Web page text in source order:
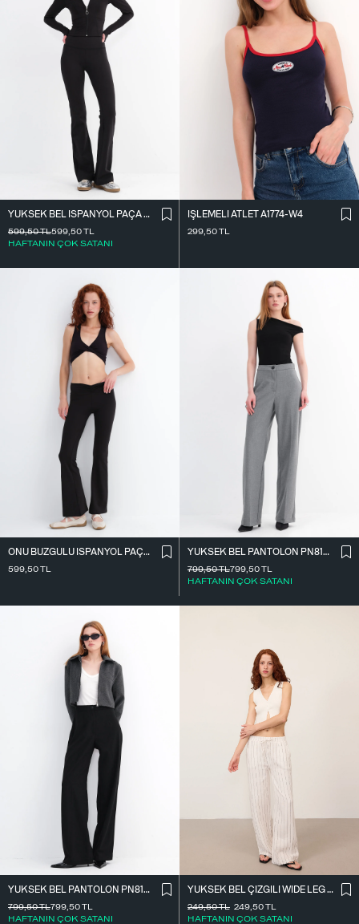
YÜKSEK BEL İ̇SPANYOL PAÇA TAYT TYT0048-E10
599,50TL
HAFTANIN ÇOK SATANI
599,50TL
İ̇ŞLEMELI ATLET A1774-W4
299,50TL
ÖNÜ BÜZGÜLÜ İ̇SPANYOL PAÇA TAYT TYT4009
599,50TL
YÜKSEK BEL PANTOLON PN8130-R4
799,50TL
HAFTANIN ÇOK SATANI
799,50TL
YÜKSEK BEL PANTOLON PN8130-R4
799,50TL
HAFTANIN ÇOK SATANI
799,50TL
YÜKSEK BEL ÇIZGILI WIDE LEG PANTOLON PN13730-L4
249,50TL
HAFTANIN ÇOK SATANI
249,50TL